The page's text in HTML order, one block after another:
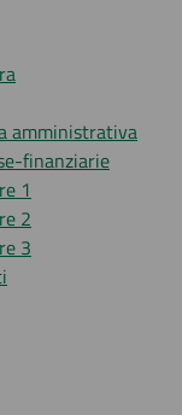
amministrativa
finanziarie
1
2
3